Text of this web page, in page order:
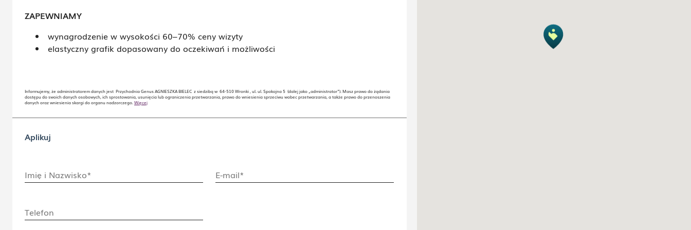
ZAPEWNIAMY
wynagrodzenie w wysokości 60–70% ceny wizyty
elastyczny grafik dopasowany do oczekiwań i możliwości
Informujemy, że administratorem danych jest Przychodnia Genus AGNIESZKA BIELEC z siedzibą w 64-510 Wronki , ul. ul. Spokojna 5 (dalej jako „administrator”). Masz prawo do żądania
dostępu do swoich danych osobowych, ich sprostowania, usunięcia lub ograniczenia przetwarzania, prawo do wniesienia sprzeciwu wobec przetwarzania, a także prawo do przenoszenia
danych oraz wniesienia skargi do organu nadzorczego. Więcej
Aplikuj
Imię i Nazwisko* E-mail*
Telefon